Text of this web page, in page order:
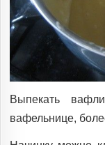
Выпекать
вафельнице,